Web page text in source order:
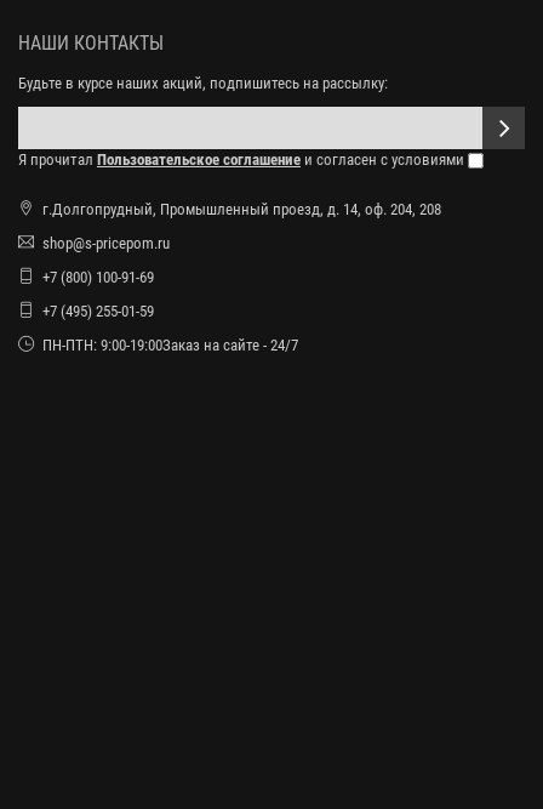
НАШИ КОНТАКТЫ
Будьте в курсе наших акций, подпишитесь на рассылку:
Я прочитал Пользовательское соглашение и согласен с условиями
г.Долгопрудный, Промышленный проезд, д. 14, оф. 204, 208
shop@s-pricepom.ru
+7 (800) 100-91-69
+7 (495) 255-01-59
ПН-ПТН: 9:00-19:00Заказ на сайте - 24/7